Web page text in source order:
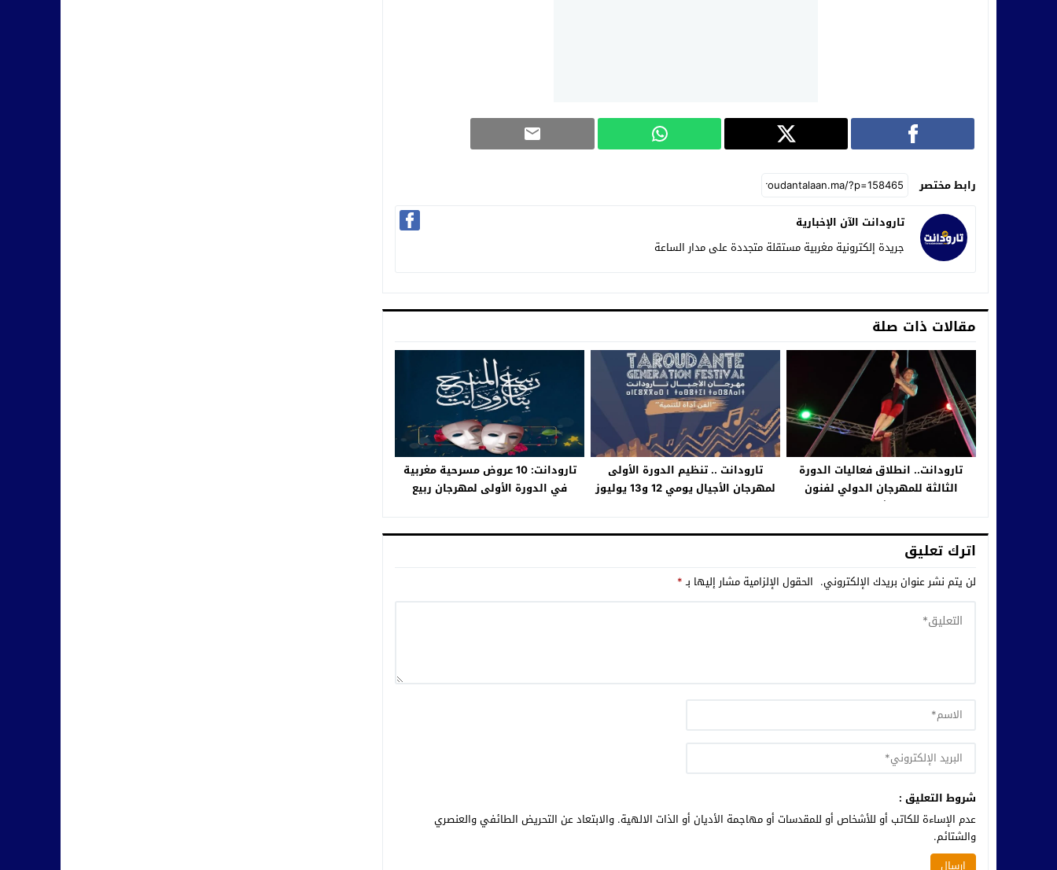
رابط مختصر
تارودانت الآن الإخبارية
جريدة إلكترونية مغربية مستقلة متجددة على مدار الساعة
مقالات ذات صلة
تارودانت.. انطلاق فعاليات الدورة
الثالثة للمهرجان الدولي لفنون
الشارع
تارودانت .. تنظيم الدورة الأولى
لمهرجان الأجيال يومي 12 و13 يوليوز
تارودانت: 10 عروض مسرحية مغربية
في الدورة الأولى لمهرجان ربيع
اترك تعليق
لن يتم نشر عنوان بريدك الإلكتروني. الحقول الإلزامية مشار إليها بـ*
شروط التعليق :
عدم الإساءة للكاتب أو للأشخاص أو للمقدسات أو مهاجمة الأديان أو الذات الالهية. والابتعاد عن التحريض الطائفي والعنصري
والشتائم.